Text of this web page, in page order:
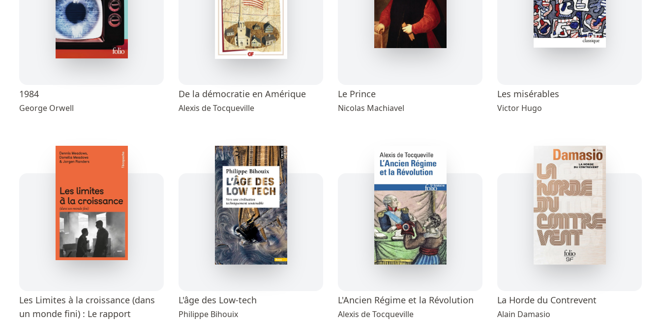
1984
George Orwell
De la démocratie en Amérique
Alexis de Tocqueville
Le Prince
Nicolas Machiavel
Les misérables
Victor Hugo
Les Limites à la croissance (dans
un monde fini) : Le rapport
L'âge des Low-tech
Philippe Bihouix
L'Ancien Régime et la Révolution
Alexis de Tocqueville
La Horde du Contrevent
Alain Damasio